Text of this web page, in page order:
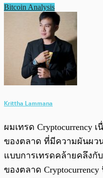
Bitcoin Analysis
Krittha Lammana
ผมเทรด Cryptocurrency
ของตลาด ที่มีความผันผว
แบบการเทรดคล้ายคลึง
ของตลาด